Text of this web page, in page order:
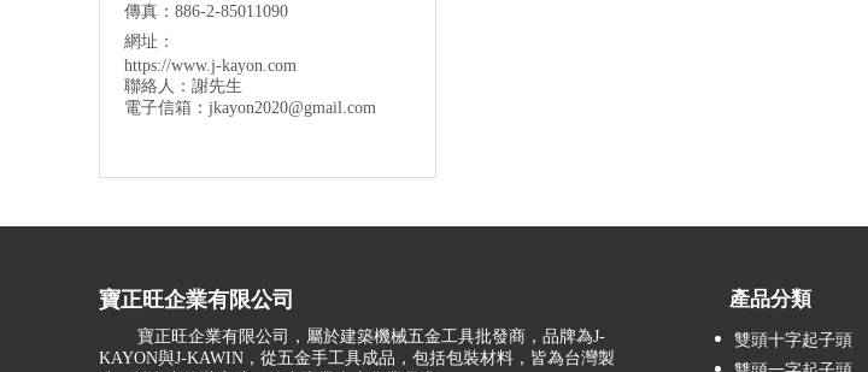
傳真：886-2-85011090
網址：
https://www.j-kayon.com
聯絡人：謝先生
電子信箱： jkayon2020@gmail.com
寶正旺企業有限公司
寶正旺企業有限公司，屬於建築機械五金工具批發商，品牌為J-
KAYON與J-KAWIN，從五金手工具成品，包括包裝材料，皆為台灣製
產品分類
雙頭十字起子頭